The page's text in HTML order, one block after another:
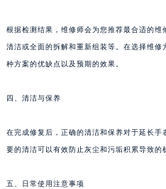
根据检测结果，维修师会为您推荐最合适的
清洁或全面的拆解和重新组装等。在选择维
种方案的优缺点以及预期的效果。
四、清洁与保养
在完成修复后，正确的清洁和保养对于延长
要的清洁可以有效防止灰尘和污垢积累导致的
五、日常使用注意事项